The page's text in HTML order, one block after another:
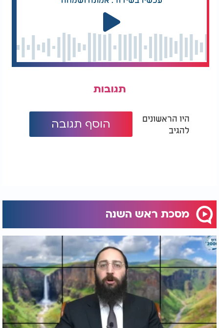
תגובות
היו הראשונים
להגיב
הוסף תגובה
מסכת ראש השנה